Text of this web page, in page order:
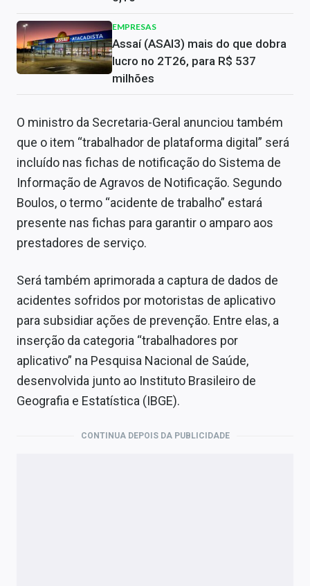
EMPRESAS
Assaí (ASAI3) mais do que dobra
lucro no 2T26, para R$ 537
milhões
O ministro da Secretaria-Geral anunciou também
que o item “trabalhador de plataforma digital” será
incluído nas fichas de notificação do Sistema de
Informação de Agravos de Notificação. Segundo
Boulos, o termo “acidente de trabalho” estará
presente nas fichas para garantir o amparo aos
prestadores de serviço.
Será também aprimorada a captura de dados de
acidentes sofridos por motoristas de aplicativo
para subsidiar ações de prevenção. Entre elas, a
inserção da categoria “trabalhadores por
aplicativo” na Pesquisa Nacional de Saúde,
desenvolvida junto ao Instituto Brasileiro de
Geografia e Estatística (IBGE).
CONTINUA DEPOIS DA PUBLICIDADE